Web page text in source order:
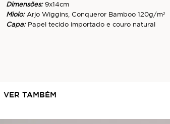
Dimensões: 9x14cm
Miolo: Arjo Wiggins, Conqueror Bamboo 120g/m²
Capa:Papel tecido importado e couro natural
VER TAMBÉM